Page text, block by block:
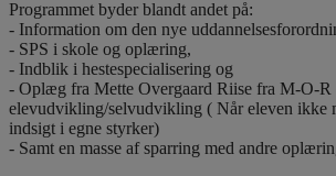
Programmet byder blandt andet på:
- Information om den nye
- SPS i skole og oplæring,
- Indblik i hestespecialisering og
- Oplæg fra Mette Overgaard Riise fra M-O-R
elevudvikling/selvudvikling ( Når eleven ikke
indsigt i egne styrker)
- Samt en masse af sparring med andre